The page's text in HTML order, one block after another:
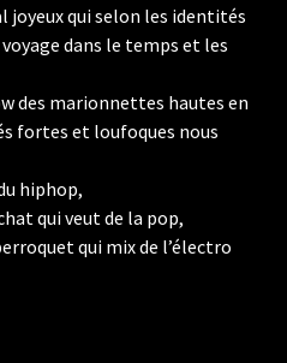
joyeux qui selon les identités
dans le temps et les
des marionnettes hautes en
fortes et loufoques nous
hiphop,
qui veut de la pop,
qui mix de l’électro